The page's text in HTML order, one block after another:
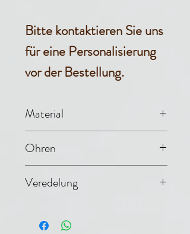
Bitte kontaktieren Sie uns
für eine Personalisierung
vor der Bestellung.
Material
Baumwollstrick
Ohren
Elastischer Stoff
Veredelung
Satin-Besatz